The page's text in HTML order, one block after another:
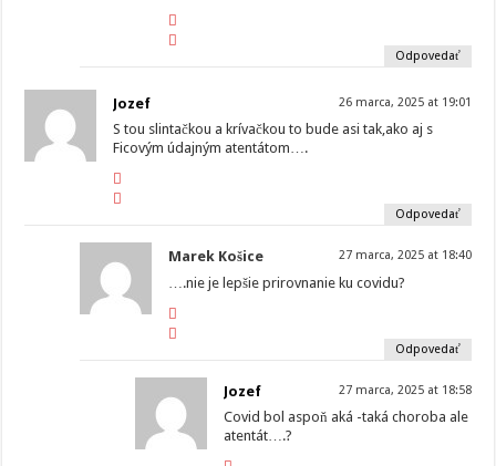
Odpovedať
Jozef 26 marca, 2025 at 19:01
S tou slintačkou a krívačkou to bude asi tak,ako aj s
Ficovým údajným atentátom….
Odpovedať
Marek Košice 27 marca, 2025 at 18:40
….nie je lepšie prirovnanie ku covidu?
Odpovedať
Jozef 27 marca, 2025 at 18:58
Covid bol aspoň aká -taká choroba ale
atentát….?